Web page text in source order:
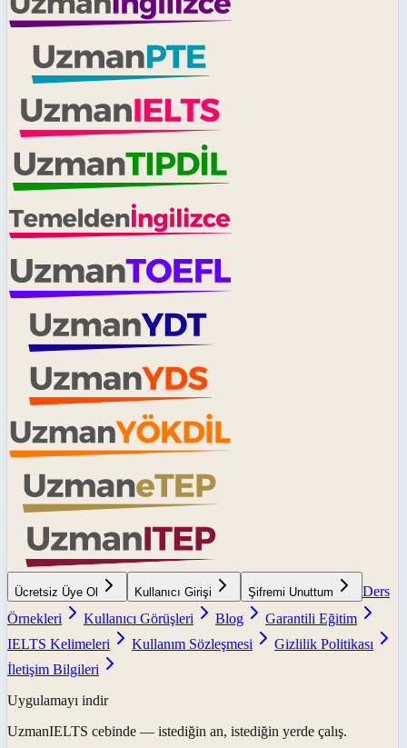
Ücretsiz Üye Ol Kullanıcı Girişi Şifremi Unuttum
Ders
Örnekleri
Kullanıcı Görüşleri Blog
Garantili Eğitim
IELTS Kelimeleri
Kullanım Sözleşmesi
Gizlilik Politikası
İletişim Bilgileri
Uygulamayı indir
UzmanIELTS cebinde — istediğin an, istediğin yerde çalış.